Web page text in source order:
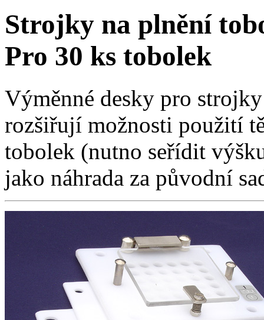
Strojky na plnění
Pro 30 ks tobolek
Výměnné desky pro
rozšiřují možnosti použití
tobolek (nutno seřídit
jako náhrada za původní